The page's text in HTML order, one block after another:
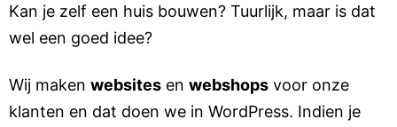
Kan je zelf een huis bouwen? Tuurlijk, maar is dat
wel een goed idee?
Wij maken websites en webshops voor onze
klanten en dat doen we in WordPress. Indien je